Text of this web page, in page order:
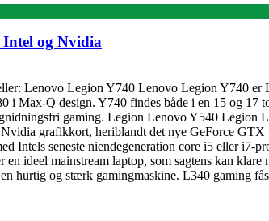
Intel og Nvidia
Lenovo Legion Y740 Lenovo Legion Y740
Max-Q design. Y740 findes både i en 15 og
gaming. Legion Lenovo Y540 Legion
Nvidia grafikkort, heriblandt det nye GeForce
Intels seneste niendegeneration core i5 eller i7-
ideel mainstream laptop, som sagtens kan
hurtig og stærk gamingmaskine. L340 gaming